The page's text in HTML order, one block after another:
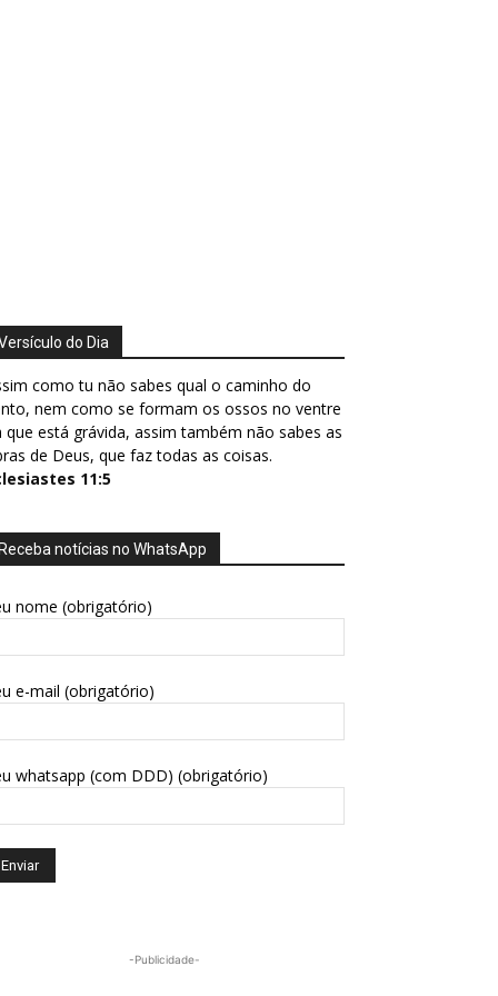
do Dia
como tu não sabes qual o caminho do
nem como se formam os ossos no ventre
que está grávida, assim também não sabes as
de Deus, que faz todas as coisas.
11:5
Receba notícias no WhatsApp
nome (obrigatório)
e-mail (obrigatório)
whatsapp (com DDD) (obrigatório)
-Publicidade-